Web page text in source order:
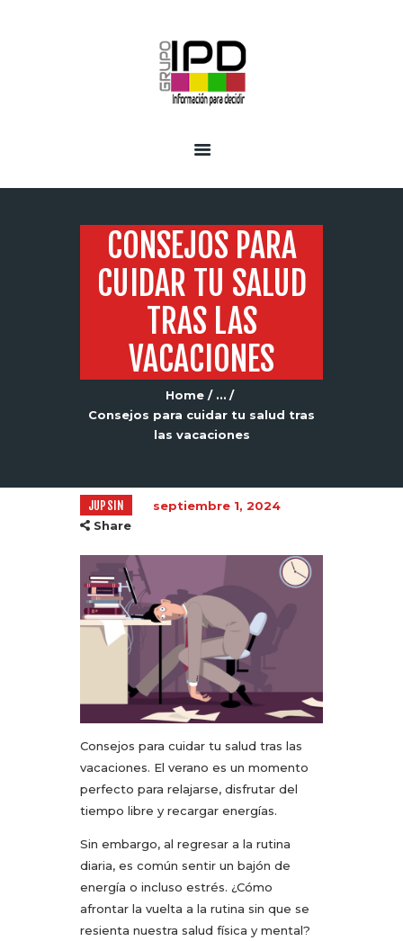
CONSEJOS PARA
CUIDAR TU SALUD
TRAS LAS
VACACIONES
Home
...
Consejos para cuidar tu salud tras
las vacaciones
JUPSIN
septiembre 1, 2024
Share
Consejos para cuidar tu salud tras las
vacaciones. El verano es un momento
perfecto para relajarse, disfrutar del
tiempo libre y recargar energías.
Sin embargo, al regresar a la rutina
diaria, es común sentir un bajón de
energía o incluso estrés. ¿Cómo
afrontar la vuelta a la rutina sin que se
resienta nuestra salud física y mental?